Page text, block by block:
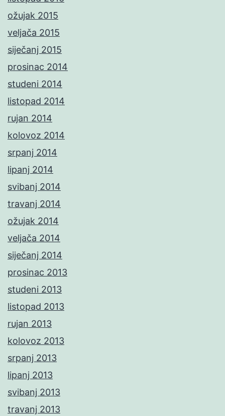
ožujak 2015
veljača 2015
siječanj 2015
prosinac 2014
studeni 2014
listopad 2014
rujan 2014
kolovoz 2014
srpanj 2014
lipanj 2014
svibanj 2014
travanj 2014
ožujak 2014
veljača 2014
siječanj 2014
prosinac 2013
studeni 2013
listopad 2013
rujan 2013
kolovoz 2013
srpanj 2013
lipanj 2013
svibanj 2013
travanj 2013